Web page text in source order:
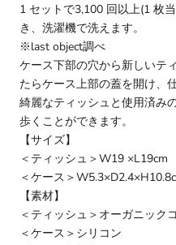
1 セットで3,100 回以上(1 枚
き、洗濯機で洗えます。
※last object調べ
ケース下部の穴から新しいテ
たらケース上部の蓋を開け、
綺麗なティッシュと使用済み
歩くことができます。
【サイズ】
＜ティッシュ＞W19 ×L19cm
＜ケース＞
【素材】
＜ティッシュ＞オーガニッ
＜ケース＞シリコン